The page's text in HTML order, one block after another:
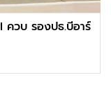
ควบ รองปธ.บีอาร์